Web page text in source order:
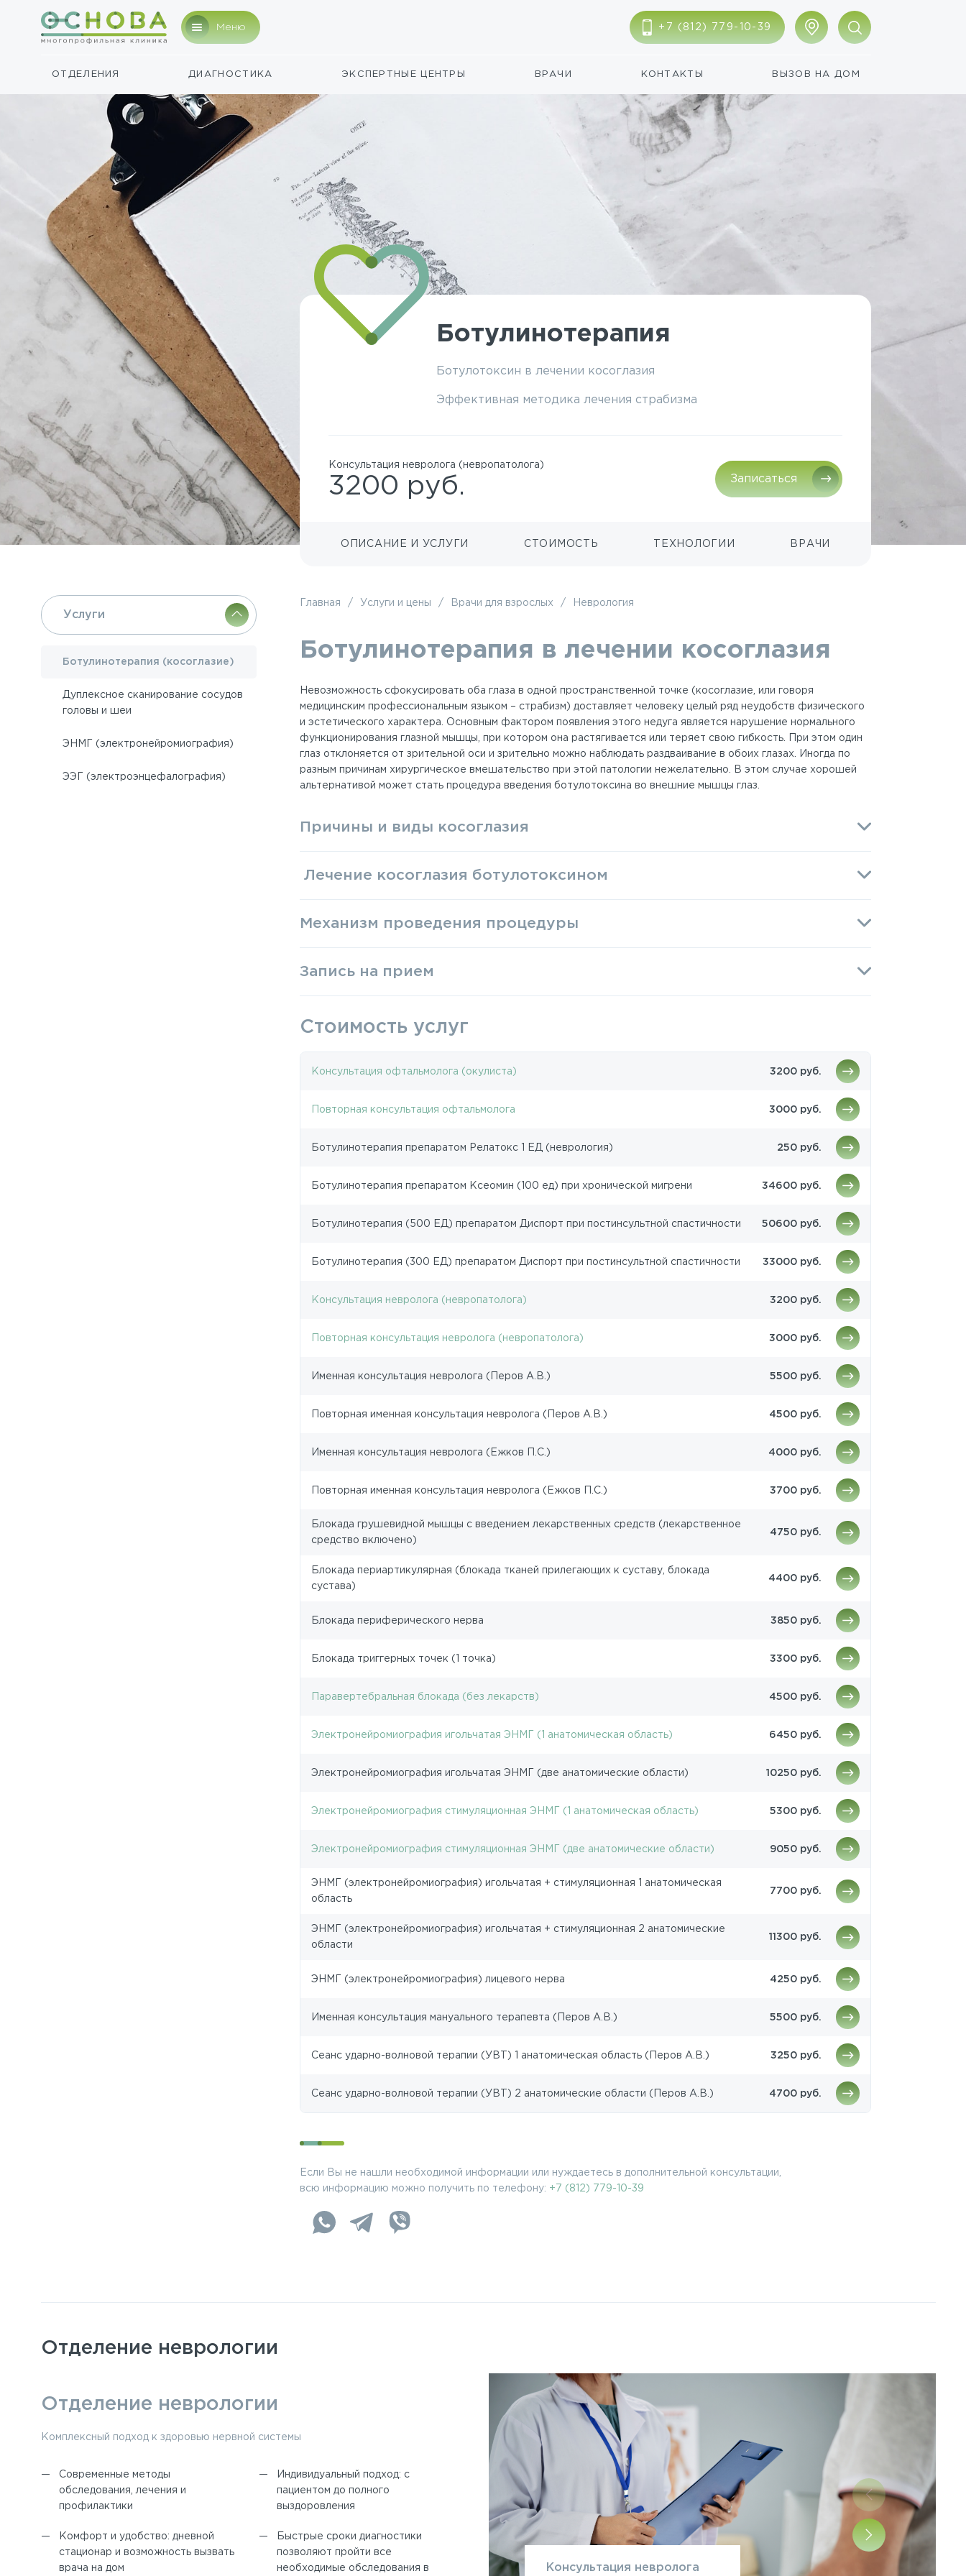
Меню +7 (812) 779-10-39
ОТДЕЛЕНИЯ ДИАГНОСТИКА ЭКСПЕРТНЫЕ ЦЕНТРЫ ВРАЧИ КОНТАКТЫ ВЫЗОВ НА ДОМ
Ботулинотерапия
Ботулотоксин в лечении косоглазия
Эффективная методика лечения страбизма
Консультация невролога (невропатолога)
3200 руб. Записаться
ОПИСАНИЕ И УСЛУГИ СТОИМОСТЬ ТЕХНОЛОГИИ ВРАЧИ
Услуги
Ботулинотерапия (косоглазие)
Дуплексное сканирование сосудов
головы и шеи
ЭНМГ (электронейромиография)
ЭЭГ (электроэнцефалография)
Главная / Услуги и цены / Врачи для взрослых / Неврология
Ботулинотерапия в лечении косоглазия
Невозможность сфокусировать оба глаза в одной пространственной точке (косоглазие, или говоря
медицинским профессиональным языком – страбизм) доставляет человеку целый ряд неудобств физического
и эстетического характера. Основным фактором появления этого недуга является нарушение нормального
функционирования глазной мышцы, при котором она растягивается или теряет свою гибкость. При этом один
глаз отклоняется от зрительной оси и зрительно можно наблюдать раздваивание в обоих глазах. Иногда по
разным причинам хирургическое вмешательство при этой патологии нежелательно. В этом случае хорошей
альтернативой может стать процедура введения ботулотоксина во внешние мышцы глаз.
Причины и виды косоглазия
Лечение косоглазия ботулотоксином
Механизм проведения процедуры
Запись на прием
Стоимость услуг
Консультация офтальмолога (окулиста) 3200 руб.
Повторная консультация офтальмолога 3000 руб.
Ботулинотерапия препаратом Релатокс 1 ЕД (неврология) 250 руб.
Ботулинотерапия препаратом Ксеомин (100 ед) при хронической мигрени 34600 руб.
Ботулинотерапия (500 ЕД) препаратом Диспорт при постинсультной спастичности 50600 руб.
Ботулинотерапия (300 ЕД) препаратом Диспорт при постинсультной спастичности 33000 руб.
Консультация невролога (невропатолога) 3200 руб.
Повторная консультация невролога (невропатолога) 3000 руб.
Именная консультация невролога (Перов А.В.) 5500 руб.
Повторная именная консультация невролога (Перов А.В.) 4500 руб.
Именная консультация невролога (Ежков П.С.) 4000 руб.
Повторная именная консультация невролога (Ежков П.С.) 3700 руб.
Блокада грушевидной мышцы с введением лекарственных средств (лекарственное
средство включено)
4750 руб.
Блокада периартикулярная (блокада тканей прилегающих к суставу, блокада
сустава)
4400 руб.
Блокада периферического нерва 3850 руб.
Блокада триггерных точек (1 точка) 3300 руб.
Паравертебральная блокада (без лекарств) 4500 руб.
Электронейромиография игольчатая ЭНМГ (1 анатомическая область) 6450 руб.
Электронейромиография игольчатая ЭНМГ (две анатомические области) 10250 руб.
Электронейромиография стимуляционная ЭНМГ (1 анатомическая область) 5300 руб.
Электронейромиография стимуляционная ЭНМГ (две анатомические области) 9050 руб.
ЭНМГ (электронейромиография) игольчатая + стимуляционная 1 анатомическая
область
7700 руб.
ЭНМГ (электронейромиография) игольчатая + стимуляционная 2 анатомические
области
11300 руб.
ЭНМГ (электронейромиография) лицевого нерва 4250 руб.
Именная консультация мануального терапевта (Перов А.В.) 5500 руб.
Сеанс ударно-волновой терапии (УВТ) 1 анатомическая область (Перов А.В.) 3250 руб.
Сеанс ударно-волновой терапии (УВТ) 2 анатомические области (Перов А.В.) 4700 руб.
Если Вы не нашли необходимой информации или нуждаетесь в дополнительной консультации,
всю информацию можно получить по телефону: +7 (812) 779-10-39
Отделение неврологии
Электроэнцефалография
Диагностикаотделения неврологии
Комплекс диагностических и лечебных мероприятий с учетом индивидуальных
Клинические и лабораторные
исследования в собственной
Электрофизиологические методы:
электроэнцефалография (ЭЭГ) и
Визуальная диагностика: УЗИ и
дуплексное исследование сосудов
Диагностические блокады и
рентгенография для уточнения